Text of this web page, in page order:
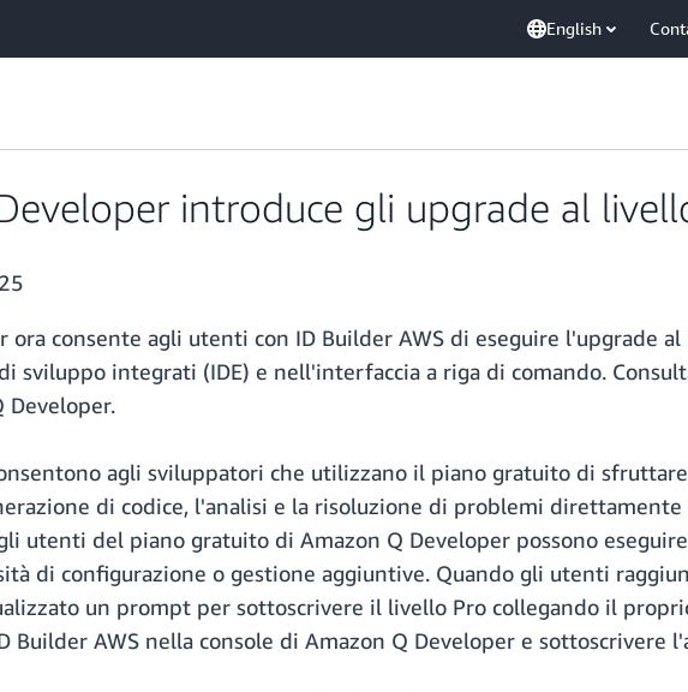
English
introduce gli upgrade al
ora consente agli utenti con ID Builder AWS di eseguire
sviluppo integrati (IDE) e nell'interfaccia a riga di comando.
Developer.
agli sviluppatori che utilizzano il piano gratuito di
di codice, l'analisi e la risoluzione di problemi
utenti del piano gratuito di Amazon Q Developer possono
di configurazione o gestione aggiuntive. Quando gli utenti
un prompt per sottoscrivere il livello Pro collegando il
Builder AWS nella console di Amazon Q Developer e sottoscrivere